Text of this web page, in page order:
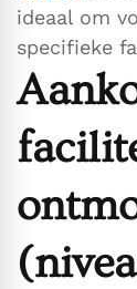
ideaal om
specifieke